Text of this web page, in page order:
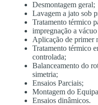
Desmontagem geral;
Lavagem a jato sob
Tratamento térmico
impregnação a
Aplicação de primer
Tratamento térmico
controlada;
Balanceamento do
simetria;
Ensaios Parciais;
Montagem do
Ensaios dinâmicos.